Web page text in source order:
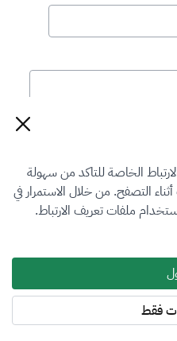
الخاصة للتاكد من سهولة
التصفح. من خلال الاستمرار في
ملفات تعريف الارتباط.
فقط